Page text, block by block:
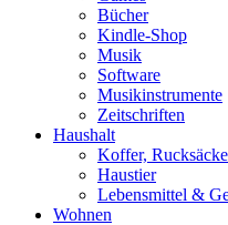
Bücher
Kindle-Shop
Musik
Software
Musikinstrumente
Zeitschriften
Haushalt
Koffer,
Haustier
Lebensmittel &
Wohnen